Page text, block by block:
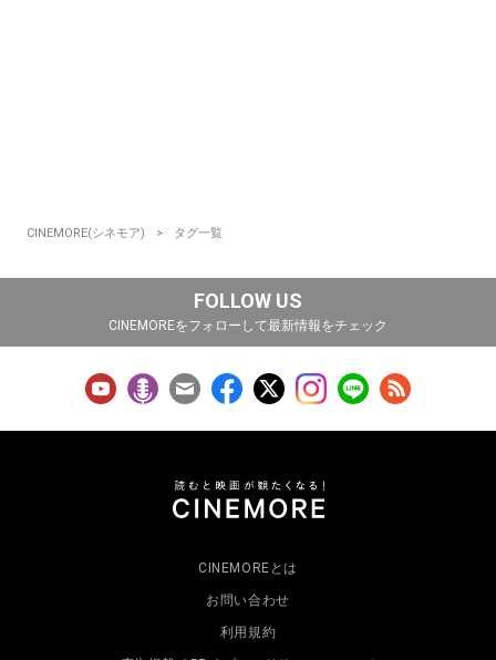
CINEMORE(シネモア) タグ一覧
FOLLOW US
CINEMOREをフォローして最新情報をチェック
CINEMOREとは
お問い合わせ
利用規約